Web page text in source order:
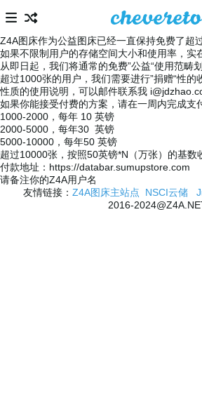
Z4A图床作为公益图床已经一直保持免费了超
如果不限制用户的存储空间大小和使用率，实
从即日起，我们将通常的免费”公益“使用范畴
超过1000张的用户，我们需要进行”捐赠“性的
性质的使用说明，可以邮件联系我
如果你能接受付费的方案，请在一周内完成支
1000-2000，每年 10 英镑
2000-5000，每年30 英镑
5000-10000，每年50 英镑
超过10000张，按照50英镑*N（万张）的基数
付款地址：https://databar.sumupstore.com
请备注你的Z4A用户名
友情链接： Z4A图床主站点 NSCI云储
2016-